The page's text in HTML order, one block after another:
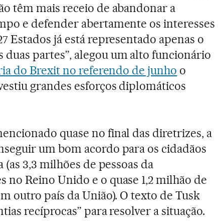
têm mais receio de abandonar a
e defender abertamente os interesses
Estados já está representado apenas o
duas partes”, alegou um alto funcionário
do Brexit no referendo de junho o
grandes esforços diplomáticos
quase no final das diretrizes, a
um bom acordo para os cidadãos
3,3 milhões de pessoas da
no Reino Unido e o quase 1,2 milhão de
outro país da União). O texto de Tusk
recíprocas” para resolver a situação.